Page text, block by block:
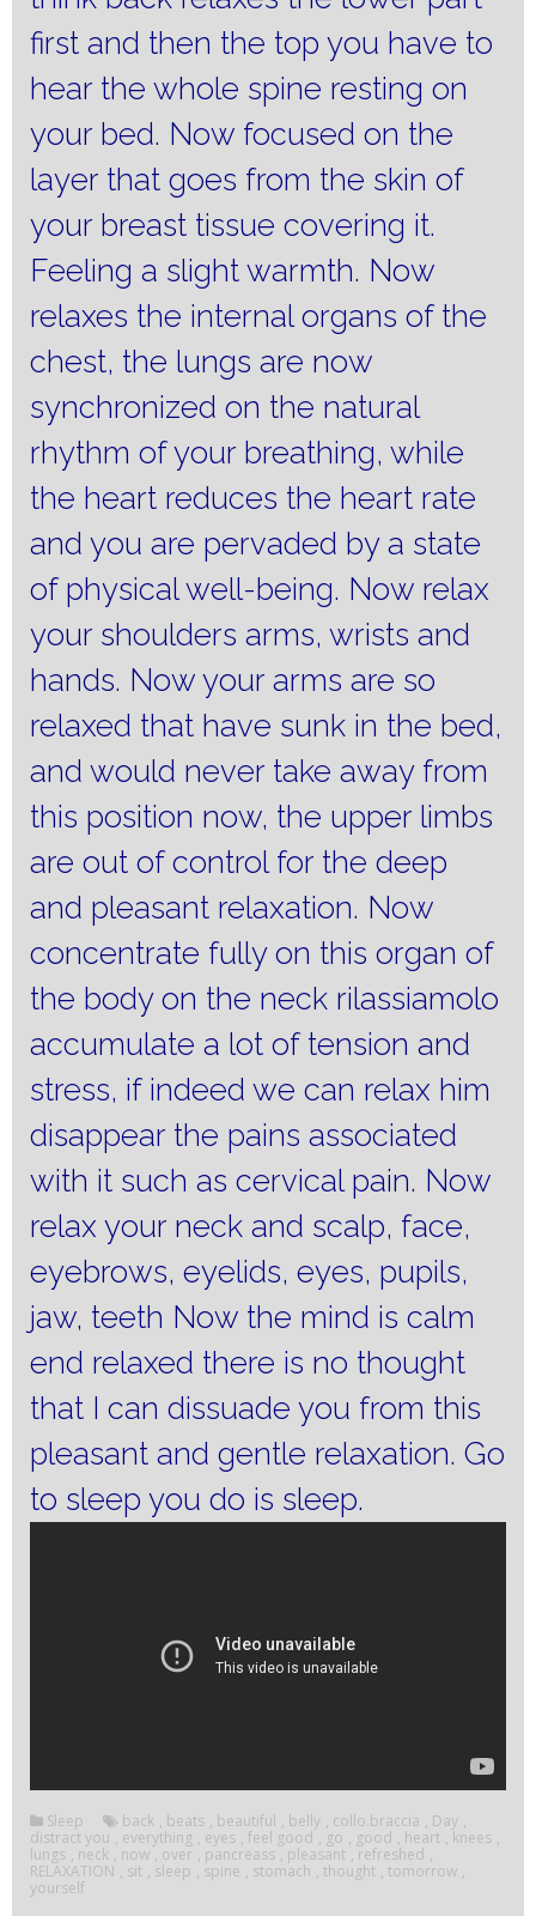
first and then the top you have to
hear the whole spine resting on
your bed. Now focused on the
layer that goes from the skin of
your breast tissue covering it.
Feeling a slight warmth. Now
relaxes the internal organs of the
chest, the lungs are now
synchronized on the natural
rhythm of your breathing, while
the heart reduces the heart rate
and you are pervaded by a state
of physical well-being. Now relax
your shoulders arms, wrists and
hands. Now your arms are so
relaxed that have sunk in the bed,
and would never take away from
this position now, the upper limbs
are out of control for the deep
and pleasant relaxation. Now
concentrate fully on this organ of
the body on the neck rilassiamolo
accumulate a lot of tension and
stress, if indeed we can relax him
disappear the pains associated
with it such as cervical pain. Now
relax your neck and scalp, face,
eyebrows, eyelids, eyes, pupils,
jaw, teeth Now the mind is calm
end relaxed there is no thought
that I can dissuade you from this
pleasant and gentle relaxation. Go
to sleep you do is sleep.
Sleep back , beats , beautiful , belly , collo.braccia , Day ,
distract you , everything , eyes , feel good , go , good , heart , knees ,
lungs , neck , now , over , pancreass , pleasant , refreshed ,
RELAXATION , sit , sleep , spine , stomach , thought , tomorrow ,
yourself